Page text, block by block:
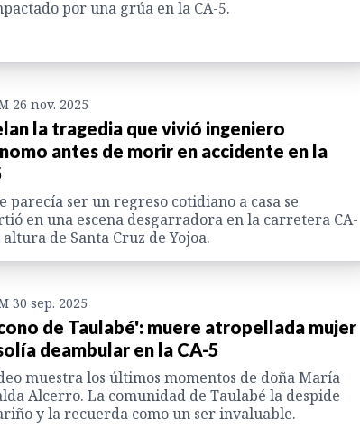
por una grúa en la CA-5.
26 nov. 2025
la tragedia que vivió ingeniero
antes de morir en accidente en la
parecía ser un regreso cotidiano a casa se
en una escena desgarradora en la carretera CA-
altura de Santa Cruz de Yojoa.
30 sep. 2025
de Taulabé': muere atropellada mujer
deambular en la CA-5
muestra los últimos momentos de doña María
Alcerro. La comunidad de Taulabé la despide
y la recuerda como un ser invaluable.